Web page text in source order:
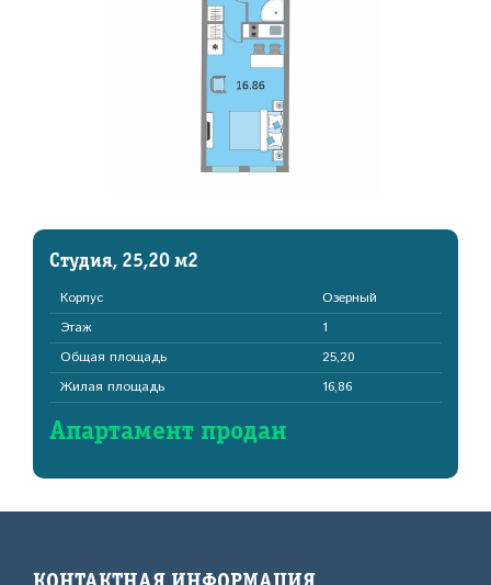
Студия, 25,20 м2
Корпус
Озерный
Этаж
1
Общая площадь
25,20
Жилая площадь
16,86
Апартамент продан